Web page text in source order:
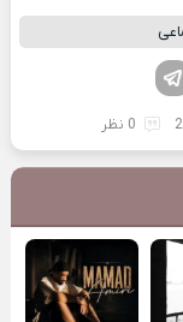
لینکدین
0 نظر